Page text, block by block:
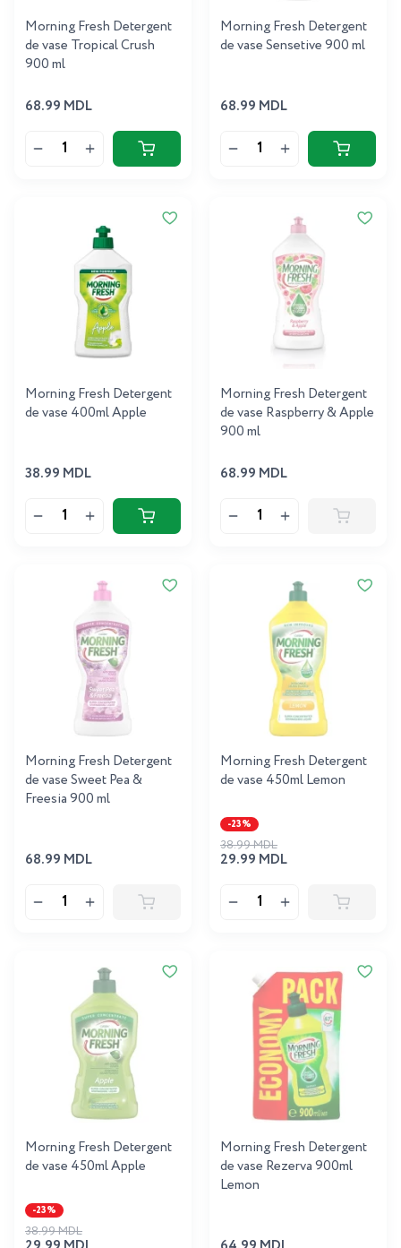
Morning Fresh Detergent
de vase Tropical Crush
900 ml
68.99 MDL
Morning Fresh Detergent
de vase Sensetive 900 ml
68.99 MDL
Morning Fresh Detergent
de vase 400ml Apple
38.99 MDL
Morning Fresh Detergent
de vase Raspberry & Apple
900 ml
68.99 MDL
Morning Fresh Detergent
de vase Sweet Pea &
Freesia 900 ml
68.99 MDL
Morning Fresh Detergent
de vase 450ml Lemon
-23%
29.99 MDL
38.99 MDL
Morning Fresh Detergent
de vase 450ml Apple
-23%
38.99 MDL
Morning Fresh Detergent
de vase Rezerva 900ml
Lemon